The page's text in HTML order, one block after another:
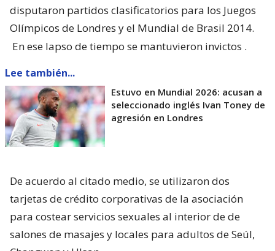
disputaron partidos clasificatorios para los Juegos
Olímpicos de Londres y el Mundial de Brasil 2014.
En ese lapso de tiempo se mantuvieron invictos .
Lee también...
Estuvo en Mundial 2026: acusan a
seleccionado inglés Ivan Toney de
agresión en Londres
De acuerdo al citado medio, se utilizaron dos
tarjetas de crédito corporativas de la asociación
para costear servicios sexuales al interior de de
salones de masajes y locales para adultos de Seúl,